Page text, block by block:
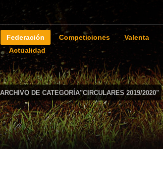
Federación Competiciones Valenta
Actualidad
ARCHIVO DE CATEGORÍA"CIRCULARES 2019/2020"